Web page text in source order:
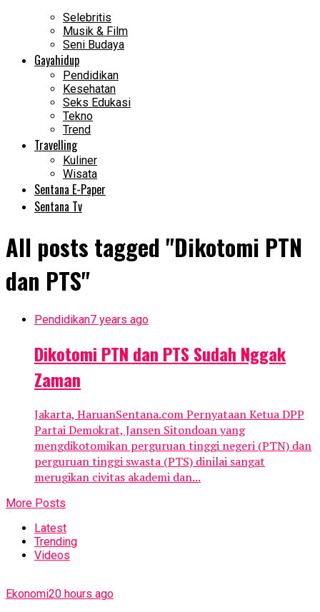
Selebritis
Musik & Film
Seni Budaya
Gayahidup
Pendidikan
Kesehatan
Seks Edukasi
Tekno
Trend
Travelling
Kuliner
Wisata
Sentana E-Paper
Sentana Tv
All posts tagged "Dikotomi PTN
dan PTS"
Pendidikan7 years ago
Dikotomi PTN dan PTS Sudah Nggak
Zaman
Jakarta, HaruanSentana.com Pernyataan Ketua DPP
Partai Demokrat, Jansen Sitondoan yang
mengdikotomikan perguruan tinggi negeri (PTN) dan
perguruan tinggi swasta (PTS) dinilai sangat
merugikan civitas akademi dan...
More Posts
Latest
Trending
Videos
Ekonomi20 hours ago